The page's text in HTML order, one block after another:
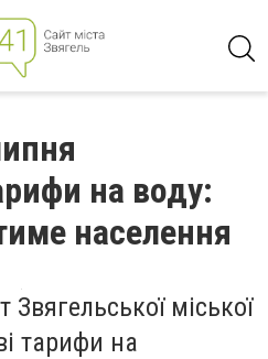
на воду:
населення
міської
тарифи на